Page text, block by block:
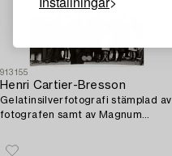
913155
Henri Cartier-Bresson
Gelatinsilverfotografi stämplad av
fotografen samt av Magnum